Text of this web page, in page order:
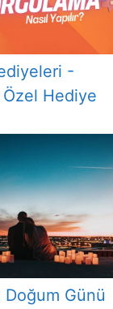
-
Hediye
Günü